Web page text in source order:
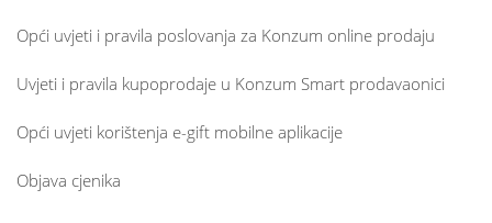
Opći uvjeti i pravila poslovanja za Konzum online prodaju
Uvjeti i pravila kupoprodaje u Konzum Smart prodavaonici
Opći uvjeti korištenja e-gift mobilne aplikacije
Objava cjenika